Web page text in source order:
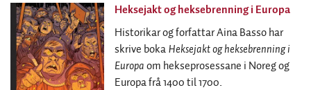
Heksejakt og heksebrenning i Europa
Historikar og forfattar Aina Basso har
skrive bokaHeksejakt og heksebrenning i
Europaom hekseprosessane i Noreg og
Europa frå 1400 til 1700.